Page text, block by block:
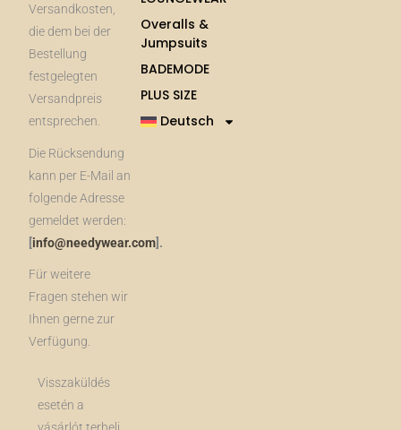
Versandkosten,
die dem bei der
Bestellung
festgelegten
Versandpreis
entsprechen.
Die Rücksendung
kann per E-Mail an
folgende Adresse
gemeldet werden:
[info@needywear.com].
Für weitere
Fragen stehen wir
Ihnen gerne zur
Verfügung.
Visszaküldés
esetén a
Overalls &
Jumpsuits
BADEMODE
PLUS SIZE
Deutsch